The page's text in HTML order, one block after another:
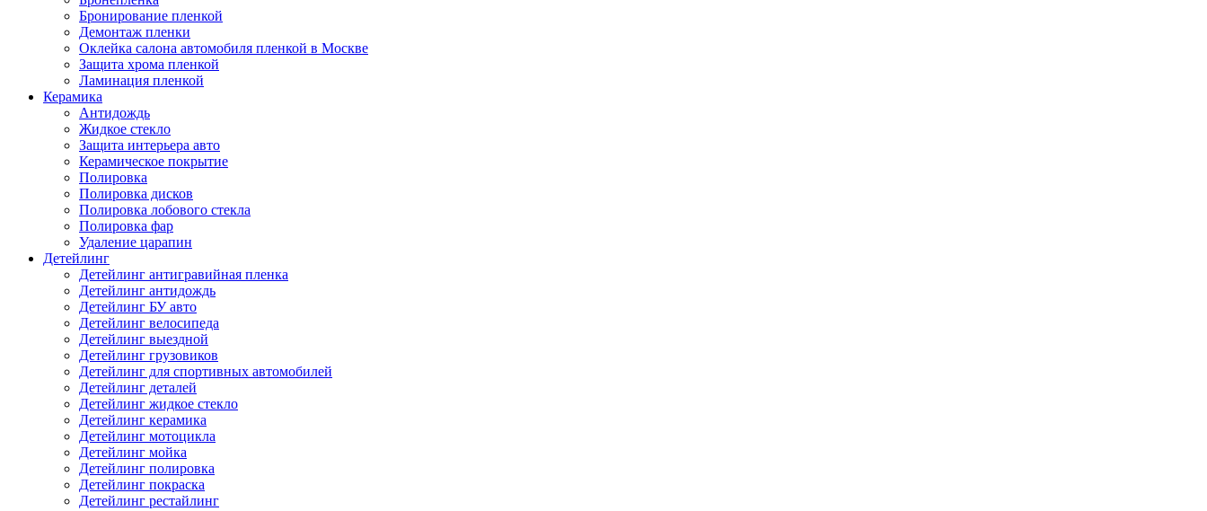
Бронирование пленкой
Демонтаж пленки
Оклейка салона автомобиля пленкой в Москве
Защита хрома пленкой
Ламинация пленкой
Керамика
Антидождь
Жидкое стекло
Защита интерьера авто
Керамическое покрытие
Полировка
Полировка дисков
Полировка лобового стекла
Полировка фар
Удаление царапин
Детейлинг
Детейлинг антигравийная пленка
Детейлинг антидождь
Детейлинг БУ авто
Детейлинг велосипеда
Детейлинг выездной
Детейлинг грузовиков
Детейлинг для спортивных автомобилей
Детейлинг деталей
Детейлинг жидкое стекло
Детейлинг керамика
Детейлинг мотоцикла
Детейлинг мойка
Детейлинг полировка
Детейлинг покраска
Детейлинг рестайлинг